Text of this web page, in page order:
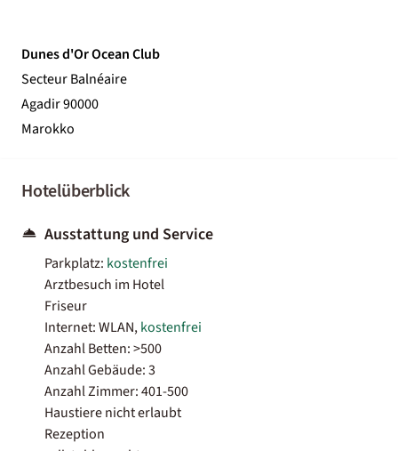
Dunes d'Or Ocean Club
Secteur Balnéaire
Agadir 90000
Marokko
Hotelüberblick
Ausstattung und Service
Parkplatz: kostenfrei
Arztbesuch im Hotel
Friseur
Internet: WLAN,kostenfrei
Anzahl Betten: >500
Anzahl Gebäude: 3
Anzahl Zimmer: 401-500
Haustiere nicht erlaubt
Rezeption